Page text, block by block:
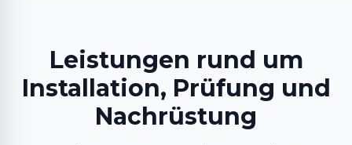
Leistungen rund um
Installation, Prüfung und
Nachrüstung